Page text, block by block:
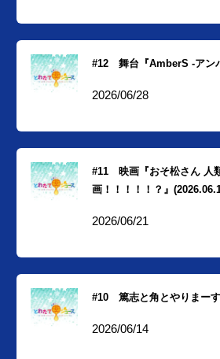
#12 舞台『AmberS -アン
2026/06/28
#11 映画『おそ松さん 人
画！！！！！？』
2026/06/21
#10 篤志と角とやりまー
2026/06/14